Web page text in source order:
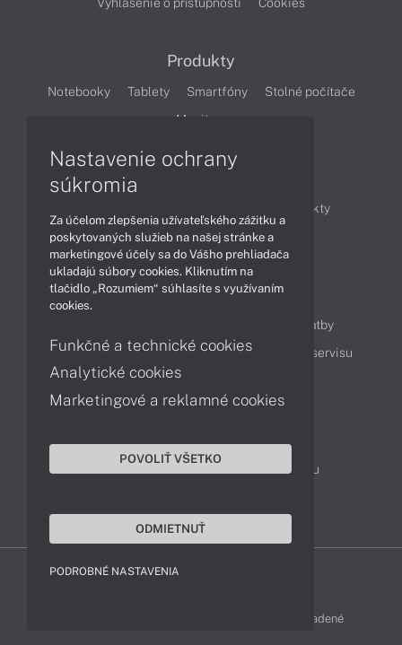
Vyhlásenie o prístupnosti
Cookies
Produkty
Notebooky Tablety Smartfóny
Stolné počítače
Monitory
Produkty
Technológie
Videá
Obsah
Možnosti doručenia a platby
Podpora a servis
Servisné služby Cenník servisu
Kontakty
043 4224 771
Obchodné oddelenie
Reklamácia tovaru
LENOVO-SHOP © 2013 - 2026 Všetky práva vyhradené
Nastavenie ochrany
súkromia
Za účelom zlepšenia užívateľského zážitku a
poskytovaných služieb na našej stránke a
marketingové účely sa do Vášho prehliadača
ukladajú súbory cookies. Kliknutím na
tlačidlo „Rozumiem“ súhlasíte s využívaním
cookies.
Funkčné a technické cookies
Analytické cookies
Marketingové a reklamné cookies
POVOLIŤ VŠETKO
ODMIETNUŤ
PODROBNÉ NASTAVENIA